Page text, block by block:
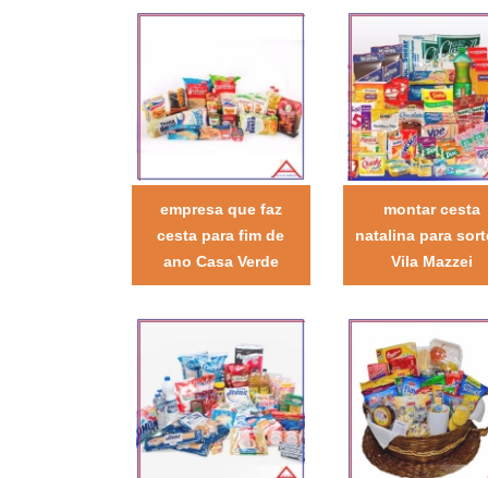
empresa que faz
cesta para fim de
ano Casa Verde
montar cesta
natalina para
Vila Mazzei